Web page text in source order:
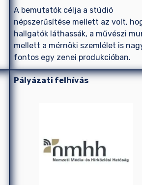
A bemutatók célja a stúdió
népszerűsítése mellett az volt,
hallgatók láthassák, a művészi
mellett a mérnöki szemlélet is
fontos egy zenei produkcióban.
Pályázati felhívás